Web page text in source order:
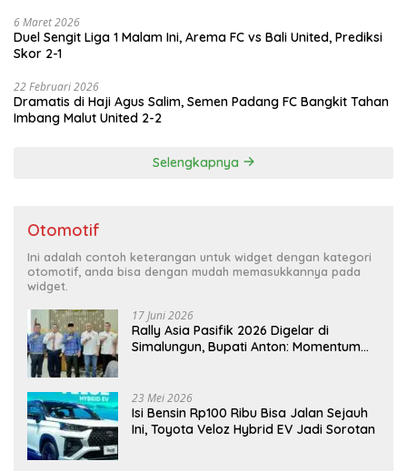
6 Maret 2026
Duel Sengit Liga 1 Malam Ini, Arema FC vs Bali United, Prediksi
Skor 2-1
22 Februari 2026
Dramatis di Haji Agus Salim, Semen Padang FC Bangkit Tahan
Imbang Malut United 2-2
Selengkapnya
Otomotif
Ini adalah contoh keterangan untuk widget dengan kategori
otomotif, anda bisa dengan mudah memasukkannya pada
widget.
17 Juni 2026
Rally Asia Pasifik 2026 Digelar di
Simalungun, Bupati Anton: Momentum
23 Mei 2026
Isi Bensin Rp100 Ribu Bisa Jalan Sejauh
Ini, Toyota Veloz Hybrid EV Jadi Sorotan